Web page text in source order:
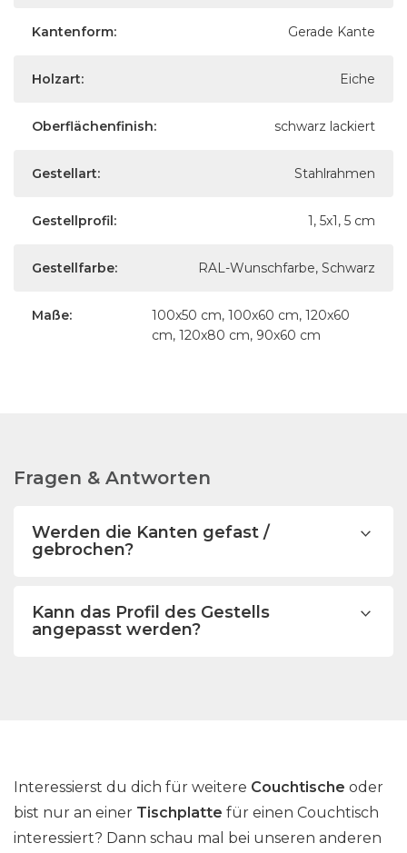
Kantenform: Gerade Kante
Holzart: Eiche
Oberflächenfinish: schwarz lackiert
Gestellart: Stahlrahmen
Gestellprofil: 1, 5x1, 5 cm
Gestellfarbe: RAL-Wunschfarbe, Schwarz
Maße:
100x50 cm, 100x60 cm, 120x60
cm, 120x80 cm, 90x60 cm
Fragen & Antworten
Werden die Kanten gefast /
gebrochen?
Kann das Profil des Gestells
angepasst werden?
Interessierst du dich für weitere Couchtische oder
bist nur an einer Tischplatte für einen Couchtisch
interessiert? Dann schau mal bei unseren anderen